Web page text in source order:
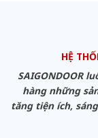
HỆ
SAIGONDOOR
hàng những
tăng tiện ích,